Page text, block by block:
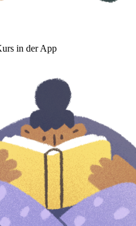
in der App